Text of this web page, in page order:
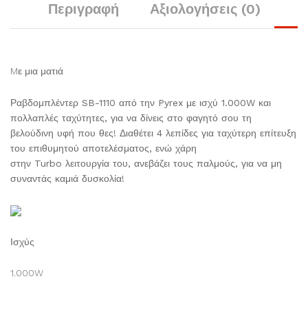
Περιγραφή Αξιολογήσεις (0)
Mε μια ματιά
Ραβδομπλέντερ SB-1110 από την Pyrex με ισχύ 1.000W και
πολλαπλές ταχύτητες, για να δίνεις στο φαγητό σου τη
βελούδινη υφή που θες! Διαθέτει 4 λεπίδες για ταχύτερη επίτευξη
του επιθυμητού αποτελέσματος, ενώ χάρη
στην Turbo λειτουργία του, ανεβάζει τους παλμούς, για να μη
συναντάς καμιά δυσκολία!
Ισχύς
1.000W